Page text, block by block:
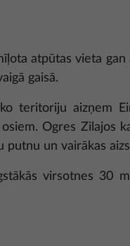
atpūtas vieta
gaisā.
teritoriju aizņem
Ogres Zilajos
putnu un vairākas
virsotnes 30